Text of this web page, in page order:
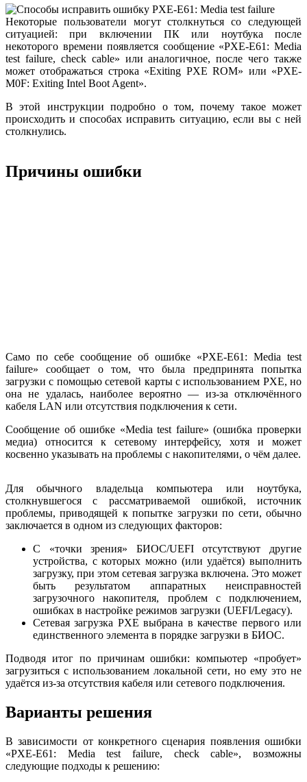
Некоторые пользователи могут столкнуться со следующей
ситуацией: при включении ПК или ноутбука после
некоторого времени появляется сообщение «PXE-E61: Media
test failure, check cable» или аналогичное, после чего также
может отображаться строка «Exiting PXE ROM» или «PXE-
M0F: Exiting Intel Boot Agent».
В этой инструкции подробно о том, почему такое может
происходить и способах исправить ситуацию, если вы с ней
столкнулись.
Причины ошибки
Само по себе сообщение об ошибке «PXE-E61: Media test
failure» сообщает о том, что была предпринята попытка
загрузки с помощью сетевой карты с использованием PXE, но
она не удалась, наиболее вероятно — из-за отключённого
кабеля LAN или отсутствия подключения к сети.
Сообщение об ошибке «Media test failure» (ошибка проверки
медиа) относится к сетевому интерфейсу, хотя и может
косвенно указывать на проблемы с накопителями, о чём далее.
Для обычного владельца компьютера или ноутбука,
столкнувшегося с рассматриваемой ошибкой, источник
проблемы, приводящей к попытке загрузки по сети, обычно
заключается в одном из следующих факторов:
С «точки зрения» БИОС/UEFI отсутствуют другие
устройства, с которых можно (или удаётся) выполнить
загрузку, при этом сетевая загрузка включена. Это может
быть результатом аппаратных неисправностей
загрузочного накопителя, проблем с подключением,
ошибках в настройке режимов загрузки (UEFI/Legacy).
Сетевая загрузка PXE выбрана в качестве первого или
единственного элемента в порядке загрузки в БИОС.
Подводя итог по причинам ошибки: компьютер «пробует»
загрузиться с использованием локальной сети, но ему это не
удаётся из-за отсутствия кабеля или сетевого подключения.
Варианты решения
В зависимости от конкретного сценария появления ошибки
«PXE-E61: Media test failure, check cable», возможны
следующие подходы к решению: